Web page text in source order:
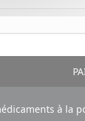
à la